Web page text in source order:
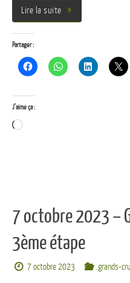
Lire la suite
Partager :
J’aime ça :
Chargement…
7 octobre 2023 –
3ème étape
7 octobre 2023 .grands-